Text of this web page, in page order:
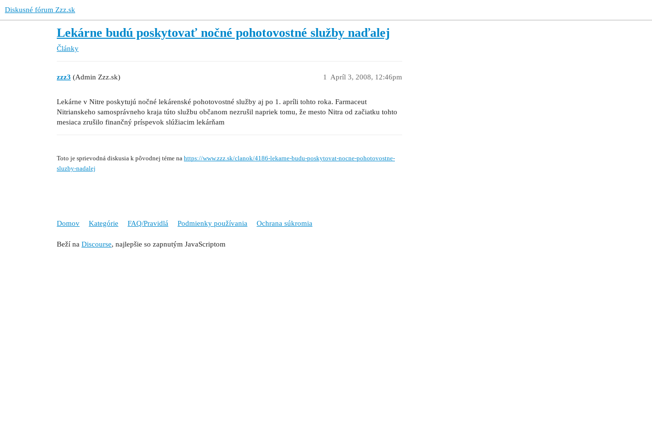
Diskusné fórum Zzz.sk
Lekárne budú poskytovať nočné pohotovostné služby naďalej
Články
zzz3 (Admin Zzz.sk) Apríl 3, 2008, 12:46pm
1
Lekárne v Nitre poskytujú nočné lekárenské pohotovostné služby aj po 1. apríli tohto roka. Farmaceut
Nitrianskeho samosprávneho kraja túto službu občanom nezrušil napriek tomu, že mesto Nitra od začiatku tohto
mesiaca zrušilo finančný príspevok slúžiacim lekárňam
Toto je sprievodná diskusia k pôvodnej téme na https://www.zzz.sk/clanok/4186-lekarne-budu-poskytovat-nocne-pohotovostne-
sluzby-nadalej
Domov Kategórie FAQ/Pravidlá Podmienky používania Ochrana súkromia
Beží na Discourse, najlepšie so zapnutým JavaScriptom